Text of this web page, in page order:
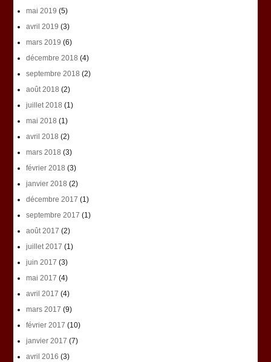
mai 2019 (5)
avril 2019 (3)
mars 2019 (6)
décembre 2018 (4)
septembre 2018 (2)
août 2018 (2)
juillet 2018 (1)
mai 2018 (1)
avril 2018 (2)
mars 2018 (3)
février 2018 (3)
janvier 2018 (2)
décembre 2017 (1)
septembre 2017 (1)
août 2017 (2)
juillet 2017 (1)
juin 2017 (3)
mai 2017 (4)
avril 2017 (4)
mars 2017 (9)
février 2017 (10)
janvier 2017 (7)
avril 2016 (3)